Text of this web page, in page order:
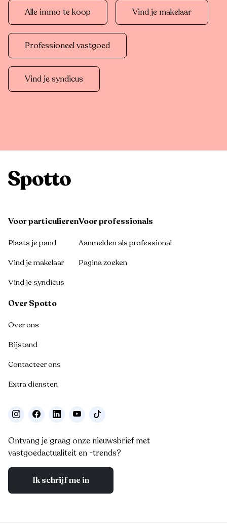
Alle immo te koop Vind je makelaar
Professioneel vastgoed
Vind je syndicus
Voor particulieren
Plaats je pand
Vind je makelaar
Vind je syndicus
Voor professionals
Aanmelden als professional
Pagina zoeken
Over Spotto
Over ons
Bijstand
Contacteer ons
Extra diensten
Ontvang je graag onze nieuwsbrief met
vastgoedactualiteit en -trends?
Ik schrijf me in